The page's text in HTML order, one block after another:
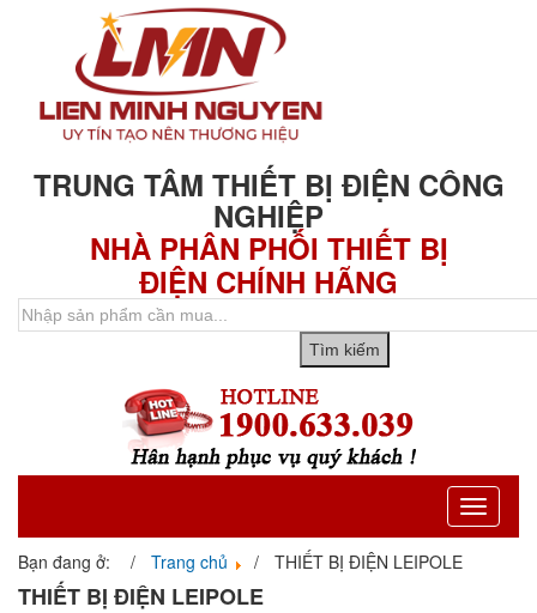
TRUNG TÂM THIẾT BỊ ĐIỆN CÔNG
NGHIỆP
NHÀ PHÂN PHỐI THIẾT BỊ
ĐIỆN CHÍNH HÃNG
Toggle
Bạn đang ở: Trang chủ THIẾT BỊ ĐIỆN LEIPOLE
THIẾT BỊ ĐIỆN LEIPOLE